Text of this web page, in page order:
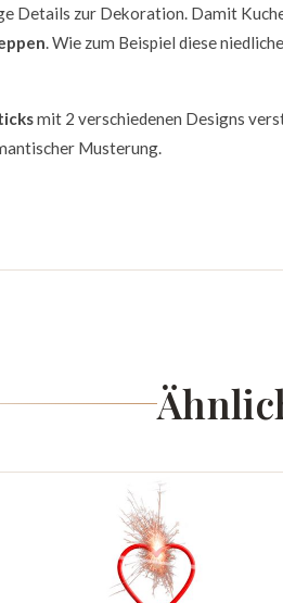
Details zur Dekoration. Damit
. Wie zum Beispiel diese
mit 2 verschiedenen Designs
Musterung.